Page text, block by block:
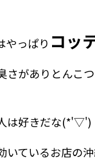
やっぱり コッ
さがありとんこ
は好きだな(*'▽')
いているお店の